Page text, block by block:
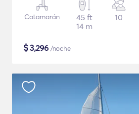
Catamarán
45 ft
14 m
10
$3,296 /noche